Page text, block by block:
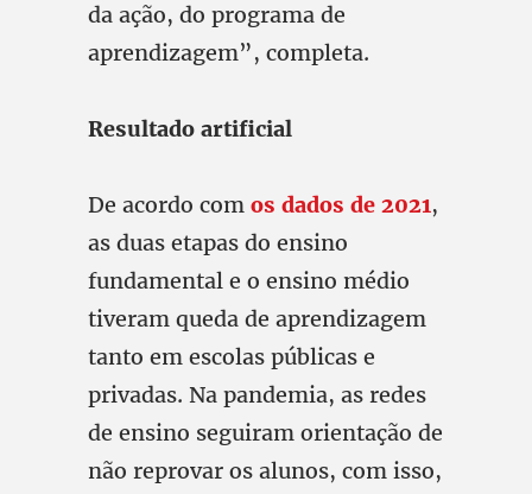
da ação, do programa de
aprendizagem”, completa.
Resultado artificial
De acordo com os dados de 2021,
as duas etapas do ensino
fundamental e o ensino médio
tiveram queda de aprendizagem
tanto em escolas públicas e
privadas. Na pandemia, as redes
de ensino seguiram orientação de
não reprovar os alunos, com isso,